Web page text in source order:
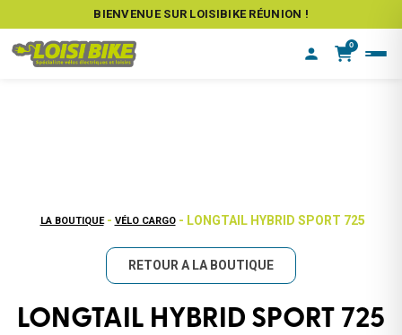
BIENVENUE SUR LOISIBIKE RÉUNION !
0
LA BOUTIQUE - VÉLO CARGO - LONGTAIL HYBRID SPORT 725
RETOUR A LA BOUTIQUE
LONGTAIL HYBRID SPORT 725